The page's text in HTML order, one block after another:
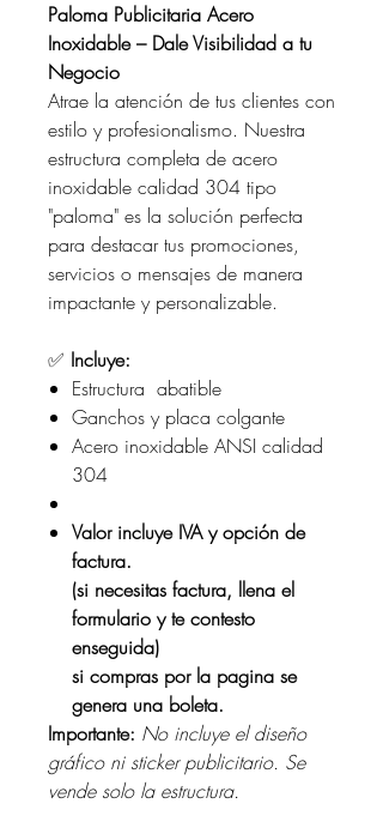
Paloma Publicitaria Acero
Inoxidable – Dale Visibilidad a tu
Negocio
Atrae la atención de tus clientes con
estilo y profesionalismo. Nuestra
estructura completa de acero
inoxidable calidad 304 tipo
"paloma" es la solución perfecta
para destacar tus promociones,
servicios o mensajes de manera
impactante y personalizable.
✅ Incluye:
Estructura abatible
Ganchos y placa colgante
Acero inoxidable ANSI calidad
304
Valor incluye IVA y opción de
factura.
(si necesitas factura, llena el
formulario y te contesto
enseguida)
si compras por la pagina se
genera una boleta.
Importante: No incluye el diseño
gráfico ni sticker publicitario. Se
vende solo la estructura.